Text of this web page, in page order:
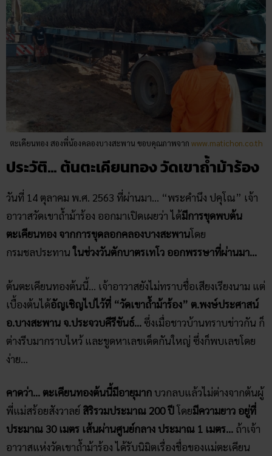
ตะเคียนทอง ​สองพี่น้องคลองบางสะพาน ขอบคุณภาพจาก www.matichon.co.th
ประวัติ… ต้นตะเคียนทอง​ ​วัดเขาถ้ำม้าร้อง
วันที่ 14 ตุลาคม พ.ศ. 2563 ที่ผ่านมา… “พระคำนึง ปคุโณ” เจ้า
อาวาสวัดเขาถ้ำม้าร้อง ออกมาเปิดเผยว่า ได้มีการขุดพบต้น
ตะเคียนทอง จากการขุดลอกคลองบางสะพานโดย
กรมชลประทานในช่วงวันตักบาตรเทโว ออกพรรษาที่ผ่านมา…
ต้นตะเคียนทองต้นนี้… เจ้าอาวาสยังไม่ทราบชื่อเสียงเรียงนาม แต่
เบื้องต้นได้อัญเชิญไปไว้ที่ “วัดเขาถ้ำม้าร้อง” ต.พงษ์ประศาสน์
อ.บางสะพาน จ.ประจวบคีรีขันธ์… ซึ่งเมื่อชาวบ้านทราบข่าวกัน ก็
ต่างรีบมากราบไหว้ และขูดหาเลขเด็ดกันใหญ่ ซึ่งก็พบเลขโดย
ง่าย…
คาดว่า… ตะเคียนทองต้นนี้มีอายุมาก บวกลบแล้วไม่ต่างจากต้นผู้
พี่แม่สร้อยสังวาลย์ สิริรวมประมาณ 200 ปีโดยมีความยาว อยู่ที่
ประมาณ 30 เมตร เส้นผ่านศูนย์กลาง ประมาณ 1 เมตร… ถ้าเจ้า
อาวาสแห่งวัดเขาถ้ำม้าร้อง ได้รับนิมิตเรื่องชื่อของแม่ตะเคียน